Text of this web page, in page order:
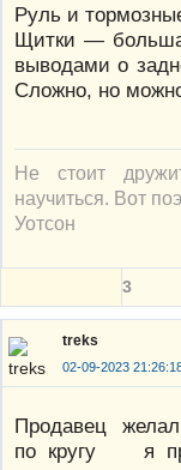
Руль и
Щитки —
выводами о
Сложно, но
Не стоит
научиться. Вот
Уотсон
3
treks
02-09-2023
Продавец
по кругу я